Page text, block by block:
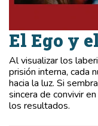
El Ego y
Al visualizar los
prisión interna, cada
hacia la luz. Si
sincera de convivir
los resultados.